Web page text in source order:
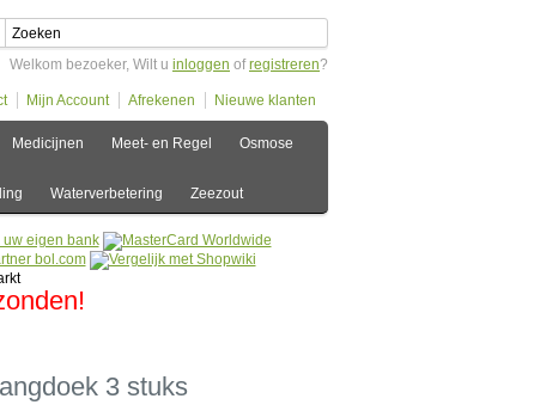
Welkom bezoeker, Wilt u inloggen ofregistreren?
Mijn Account Afrekenen Nieuwe klanten
Medicijnen Meet- en Regel Osmose
Waterverbetering Zeezout
3 stuks